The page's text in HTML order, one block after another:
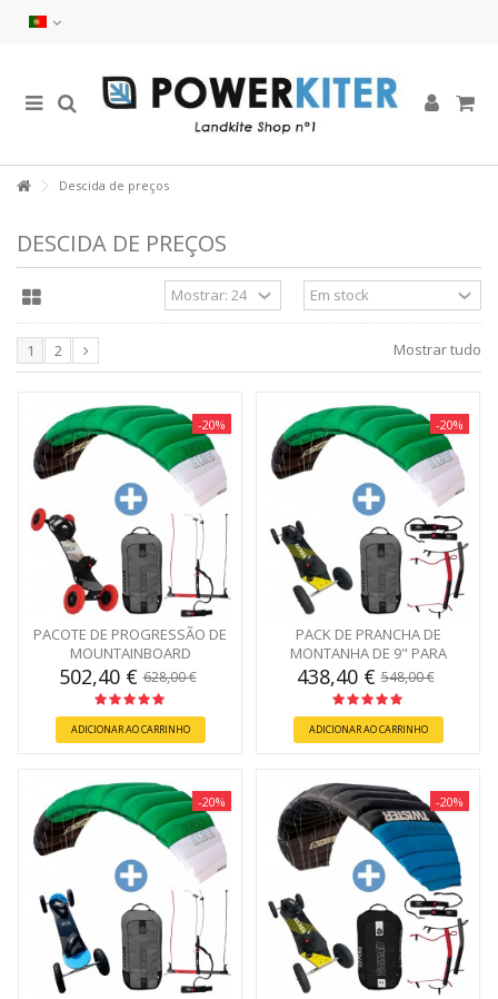
Descida de preços
DESCIDA DE PREÇOS
Mostrar tudo
1 2
-20%
PACOTE DE PROGRESSÃO DE
MOUNTAINBOARD
502,40 €628,00 €
ADICIONAR AO CARRINHO
-20%
PACK DE PRANCHA DE
MONTANHA DE 9" PARA
PRINCIPIANTES
438,40 €548,00 €
ADICIONAR AO CARRINHO
-20% -20%